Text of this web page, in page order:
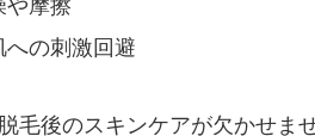
や摩擦
への刺激回避
毛後のスキンケアが欠かせませ